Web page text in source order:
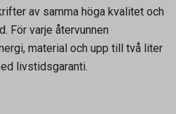
av samma höga kvalitet och
För varje återvunnen
material och upp till två liter
livstidsgaranti.